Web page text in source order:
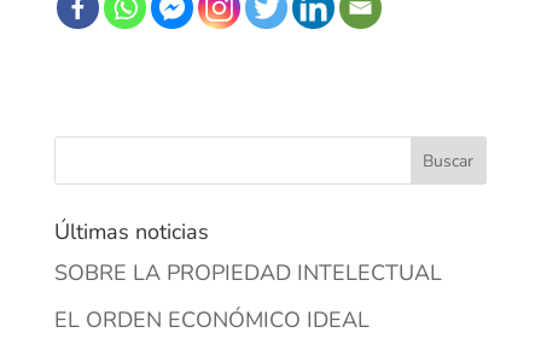
Últimas noticias
SOBRE LA PROPIEDAD INTELECTUAL
EL ORDEN ECONÓMICO IDEAL